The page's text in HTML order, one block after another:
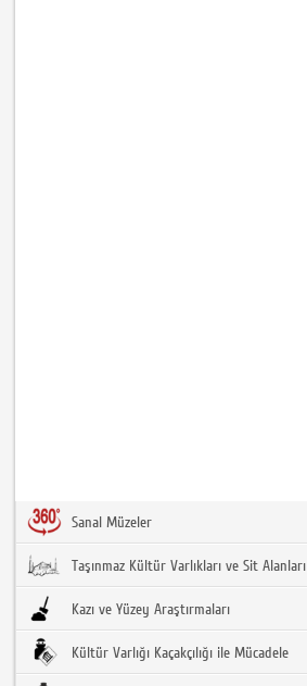
Sanal Müzeler
Taşınmaz Kültür Varlıkları ve Sit Alanları
Kazı ve Yüzey Araştırmaları
Kültür Varlığı Kaçakçılığı ile Mücadele